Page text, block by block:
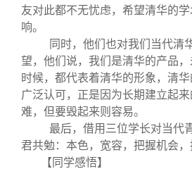
友对此都不无忧虑，希望清华的
响。
同时，他们也对我们当代清
望，他们说，我们是清华的产品
时候，都代表着清华的形象，清
广泛认可，正是因为长期建立起
难，但要毁起来则容易。
最后，借用三位学长对当代
君共勉：本色，宽容，把握机会，
【同学感悟】